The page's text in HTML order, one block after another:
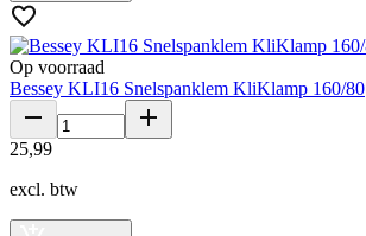
Op voorraad
Bessey KLI16 Snelspanklem KliKlamp 160/80
25,99
excl. btw